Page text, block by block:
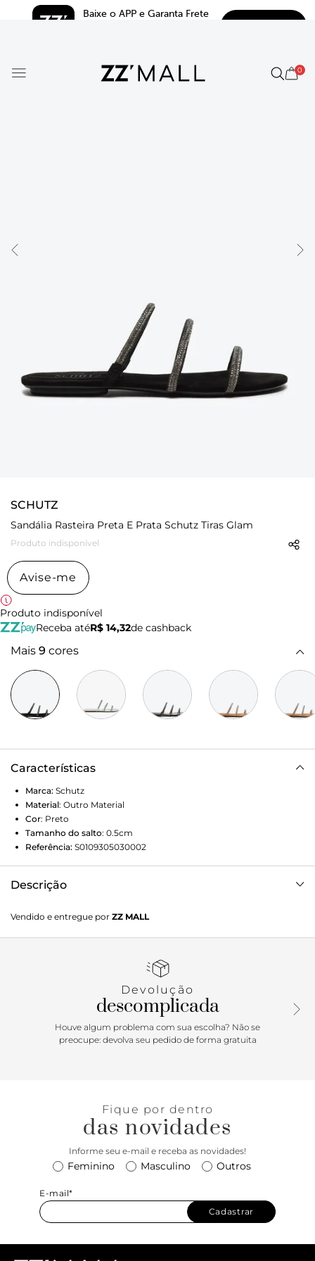
Baixe o APP e Garanta Frete
0
SCHUTZ
Sandália Rasteira Preta E Prata Schutz Tiras Glam
Produto indisponível
Avise-me
Produto indisponível
Receba atéR$ 14,32de cashback
Mais 9 cores
Características
Marca: Schutz
Material: Outro Material
Cor: Preto
Tamanho do salto: 0.5cm
Referência: S0109305030002
Descrição
conquistam por sua simplicidade chic! Aposta ideal para
looks descomplicados e elegantes, vai ser sua escolha
vestidos esvoaçantes ou mesmo com o short de alfaiataria.
que ela possa ser usada tanto como um slide, quanto como
uma sandália. Must have!
Vendido e entregue por ZZ MALL
Devolução
descomplicada
Houve algum problema com sua escolha? Não se
preocupe: devolva seu pedido de forma gratuita
Fique por dentro
das novidades
Informe seu e-mail e receba as novidades!
Feminino Masculino Outros
E-mail*
Cadastrar